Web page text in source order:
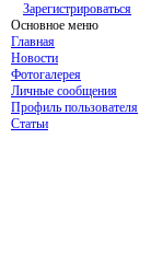
Зарегистрироваться
Основное меню
Главная
Новости
Фотогалерея
Личные сообщения
Профиль пользователя
Статьи